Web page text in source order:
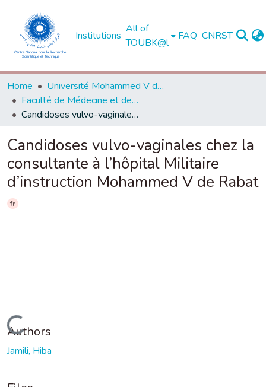
Institutions
All of
TOUBK@l
FAQ CNRST
Home
Université Mohammed V de Rabat
Faculté de Médecine et de Pharmacie - Rabat
Candidoses vulvo-vaginales chez la consultante à l’hôpital Militaire d’instruction Mohammed V de Rabat
Candidoses vulvo-vaginales chez la
consultante à l’hôpital Militaire
d’instruction Mohammed V de Rabat
fr
Loading...
Authors
Jamili, Hiba